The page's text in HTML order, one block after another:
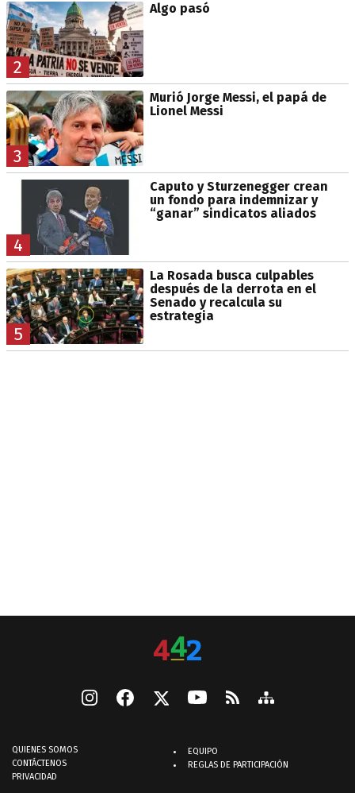
2
Algo pasó
3
Murió Jorge Messi, el papá de
Lionel Messi
4
Caputo y Sturzenegger crean
un fondo para indemnizar y
“ganar” sindicatos aliados
5
La Rosada busca culpables
después de la derrota en el
Senado y recalcula su
estrategia
QUIENES SOMOS
CONTÁCTENOS
PRIVACIDAD
EQUIPO
REGLAS DE PARTICIPACIÓN